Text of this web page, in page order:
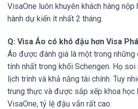
VisaOne luôn khuyên khách hàng
hành dự kiến ít nhất 2 tháng.
Q: Visa Áo có khó đậu hơn Visa
Áo được đánh giá là một trong
tính nhất trong khối Schengen. Họ
lịch trình và khả năng tài chính. Tuy
trung thực và được sắp xếp khoa
VisaOne, tỷ lệ đậu vẫn rất cao.